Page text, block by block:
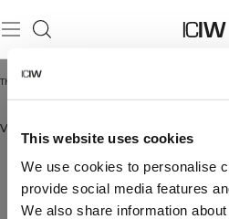
This website uses cookies
We use cookies to personalise
provide social media features
We also share information
Thuis / Voor de
VOOR DE
Voor de rustdagliefhebber